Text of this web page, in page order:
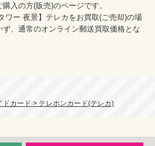
入の方(販売)のページです。
ワー 夜景】テレカをお買取(ご売却)の場
、通常のオンライン郵送買取価格とな
カード > テレホンカード(テレカ)